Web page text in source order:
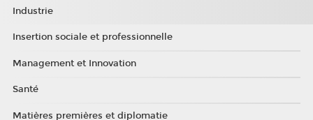
Industrie
Insertion sociale et professionnelle
Management et Innovation
Santé
Matières premières et diplomatie